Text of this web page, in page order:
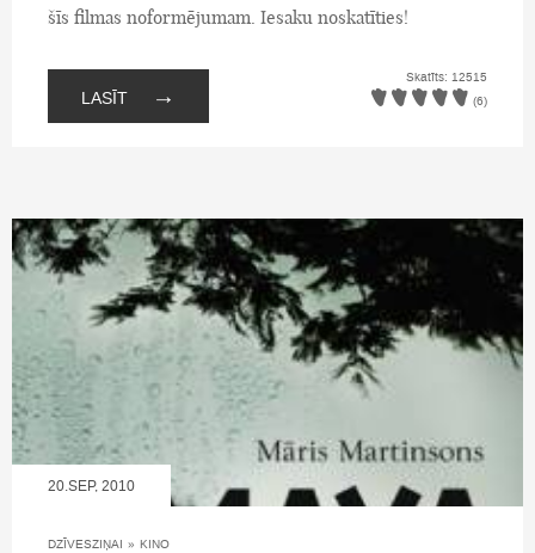
šīs filmas noformējumam. Iesaku noskatīties!
LASĪT →
Skatīts: 12515
(6)
20.SEP, 2010
DZĪVESZIŅAI » KINO